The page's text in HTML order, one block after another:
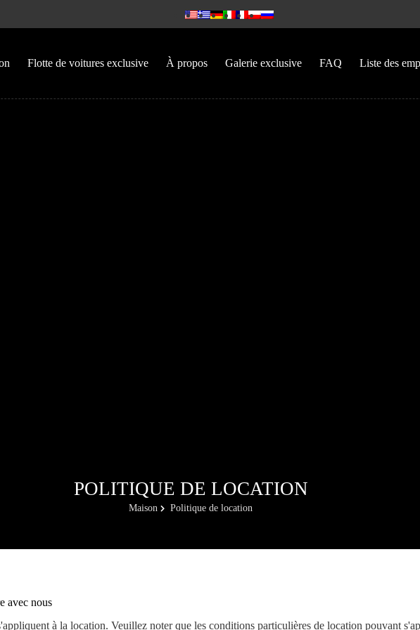
Flotte de voitures exclusive À propos Galerie exclusive FAQ Liste des
POLITIQUE DE LOCATION
Maison Politique de location
avec nous
à la location. Veuillez noter que les conditions particulières de location pouvant